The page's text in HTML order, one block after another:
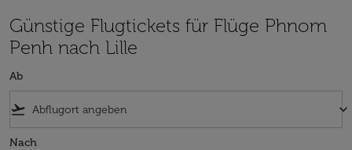
Günstige Flugtickets für Flüge Phnom
Penh nach Lille
Ab
flight_takeoff keyboard_arrow_down
Nach